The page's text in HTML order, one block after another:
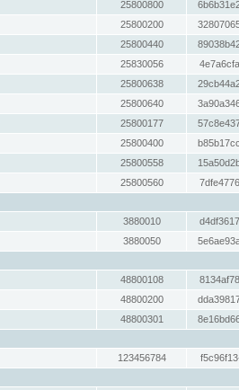
25800800
25800200
25800440
25830056
25800638
25800640
25800177
25800400
25800558
25800560
3880010
3880050
48800108
48800200
48800301
123456784